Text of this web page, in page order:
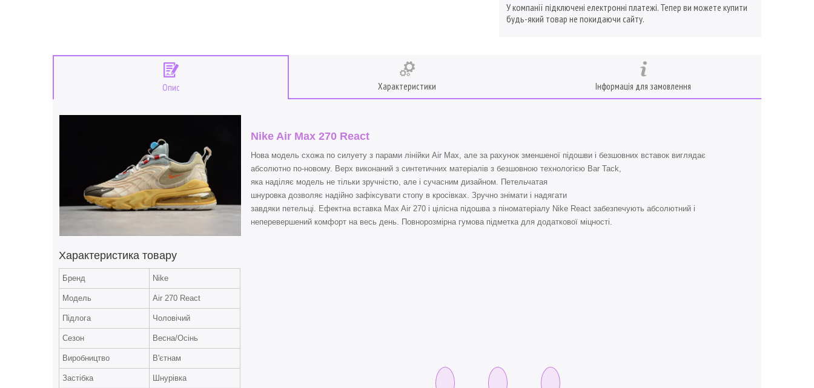
У компанії підключені електронні платежі. Тепер ви можете купити
будь-який товар не покидаючи сайту.
Опис Характеристики Інформація для замовлення
Nike Air Max 270 React
Нова модель схожа по силуету з парами лінійки Air Max, але за рахунок зменшеної підошви і безшовних вставок виглядає
абсолютно по-новому. Верх виконаний з синтетичних матеріалів з безшовною технологією Bar Tack,
яка наділяє модель не тільки зручністю, але і сучасним дизайном. Петельчатая
шнуровка дозволяє надійно зафіксувати стопу в кросівках. Зручно знімати і надягати
завдяки петельці. Ефектна вставка Max Air 270 і цілісна підошва з піноматеріалу Nike React забезпечують абсолютний і
неперевершений комфорт на весь день. Повнорозмірна гумова підметка для додаткової міцності.
Характеристика товару
Бренд Nike
Модель Air 270 React
Підлога Чоловічий
Сезон Весна/Осінь
Виробництво В'єтнам
Застібка Шнурівка